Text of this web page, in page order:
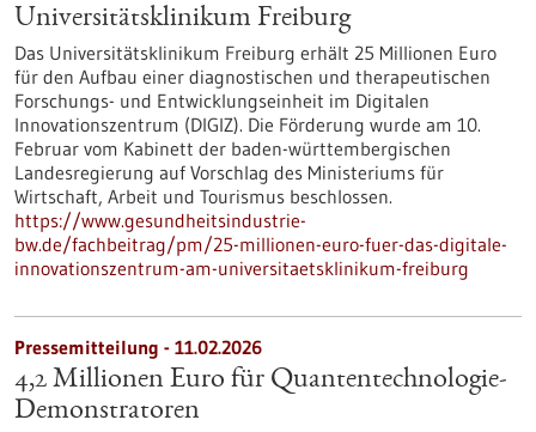
Universitätsklinikum Freiburg
Das Universitätsklinikum Freiburg erhält 25 Millionen Euro
für den Aufbau einer diagnostischen und therapeutischen
Forschungs- und Entwicklungseinheit im Digitalen
Innovationszentrum (DIGIZ). Die Förderung wurde am 10.
Februar vom Kabinett der baden-württembergischen
Landesregierung auf Vorschlag des Ministeriums für
Wirtschaft, Arbeit und Tourismus beschlossen.
https://www.gesundheitsindustrie-
bw.de/fachbeitrag/pm/25-millionen-euro-fuer-das-digitale-
innovationszentrum-am-universitaetsklinikum-freiburg
Pressemitteilung - 11.02.2026
4,2 Millionen Euro für Quantentechnologie-
Demonstratoren